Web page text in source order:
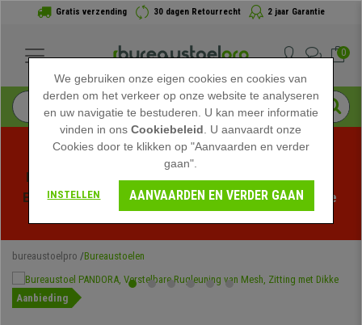
Gratis verzending 30 dagen Retourrecht 2 jaar Garantie
0
Profiteer van de Zomeruitverkoop bij bureaustoelpro!
Exclusieve kortingen voor een beperkte tijd - Bekijk de
bureaustoelpro Bureaustoelen
Aanbieding
We gebruiken onze eigen cookies en cookies van
derden om het verkeer op onze website te analyseren
en uw navigatie te bestuderen. U kan meer informatie
vinden in onsCookiebeleid . U aanvaardt onze
Cookies door te klikken op "Aanvaarden en verder
gaan".
INSTELLEN AANVAARDEN EN VERDER GAAN